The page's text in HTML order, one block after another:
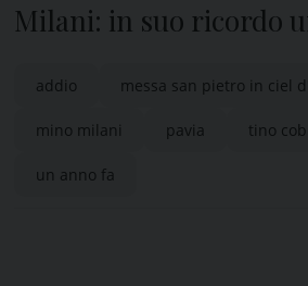
Milani: in suo ricordo
Pietro in Ciel d’Oro a
addio messa san pietro in ciel
mino milani pavia tino
un anno fa